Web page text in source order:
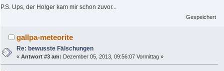
P.S. Ups, der Holger kam mir schon zuvor...
Gespeichert
gallpa-meteorite
Re: bewusste Fälschungen
«Antwort #3 am: Dezember 05, 2013, 09:56:07 Vormittag »